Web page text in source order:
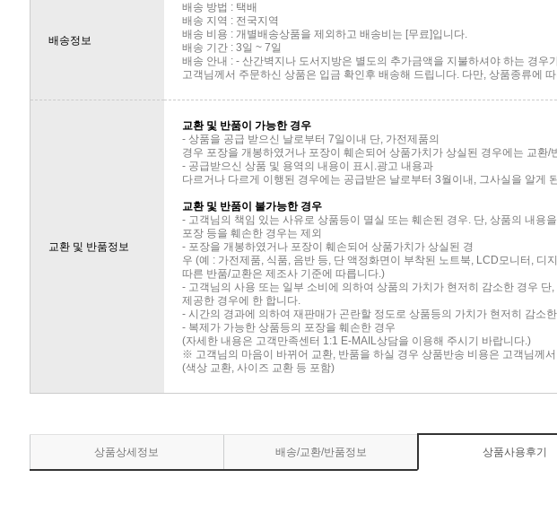
배송정보
배송 방법 : 택배
배송 지역 : 전국지역
배송 비용 : 개별배송상품을 제외하고 배송비는 [무료]입니다.
배송 기간 : 3일 ~ 7일
배송 안내 : - 산간벽지나 도서지방은 별도의 추가금액을 지불하셔야 하는 경우
고객님께서 주문하신 상품은 입금 확인후 배송해 드립니다. 다만, 상품종류에
교환 및 반품정보
교환 및 반품이 가능한 경우
- 상품을 공급 받으신 날로부터 7일이내 단, 가전제품의
경우 포장을 개봉하였거나 포장이 훼손되어 상품가치가 상실된 경우에는 교환/
- 공급받으신 상품 및 용역의 내용이 표시.광고 내용과
다르거나 다르게 이행된 경우에는 공급받은 날로부터 3월이내, 그사실을 알게
교환 및 반품이 불가능한 경우
- 고객님의 책임 있는 사유로 상품등이 멸실 또는 훼손된 경우. 단, 상품의 내용
포장 등을 훼손한 경우는 제외
- 포장을 개봉하였거나 포장이 훼손되어 상품가치가 상실된 경
우 (예 : 가전제품, 식품, 음반 등, 단 액정화면이 부착된 노트북, LCD모니터, 디
따른 반품/교환은 제조사 기준에 따릅니다.)
- 고객님의 사용 또는 일부 소비에 의하여 상품의 가치가 현저히 감소한 경우 단
제공한 경우에 한 합니다.
- 시간의 경과에 의하여 재판매가 곤란할 정도로 상품등의 가치가 현저히 감소
- 복제가 가능한 상품등의 포장을 훼손한 경우
(자세한 내용은 고객만족센터 1:1 E-MAIL상담을 이용해 주시기 바랍니다.)
※ 고객님의 마음이 바뀌어 교환, 반품을 하실 경우 상품반송 비용은 고객님께
(색상 교환, 사이즈 교환 등 포함)
상품상세정보 배송/교환/반품정보 상품사용후기